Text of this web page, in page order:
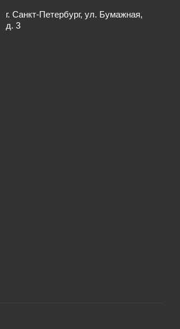
г. Санкт-Петербург, ул. Бумажная,
д. 3